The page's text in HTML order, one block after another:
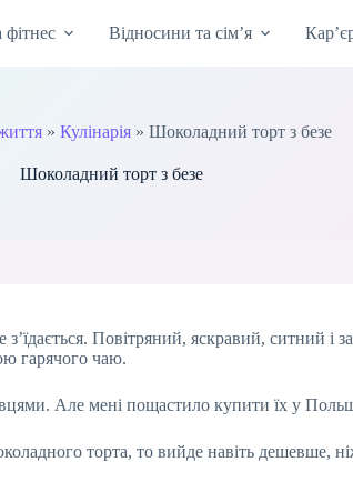
фітнес Відносини та сім’я
»Кулінарія »Шоколадний торт з безе
Шоколадний торт з безе
Повітряний, яскравий, ситний і
гарячого чаю.
Але мені пощастило купити їх у
торта, то вийде навіть дешевше,